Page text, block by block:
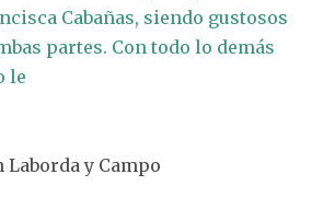
Cabañas, siendo gustosos
partes. Con todo lo demás
le
Laborda y Campo